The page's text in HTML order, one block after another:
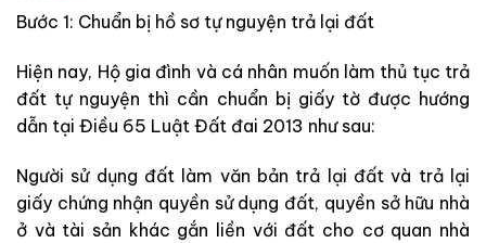
Bước 1: Chuẩn bị hồ sơ tự nguyện trả lại đất
Hiện nay, Hộ gia đình và cá nhân muốn làm thủ tục trả
đất tự nguyện thì cần chuẩn bị giấy tờ được hướng
dẫn tại Điều 65 Luật Đất đai 2013 như sau:
Người sử dụng đất làm văn bản trả lại đất và trả lại
giấy chứng nhận quyền sử dụng đất, quyền sở hữu nhà
ở và tài sản khác gắn liền với đất cho cơ quan nhà